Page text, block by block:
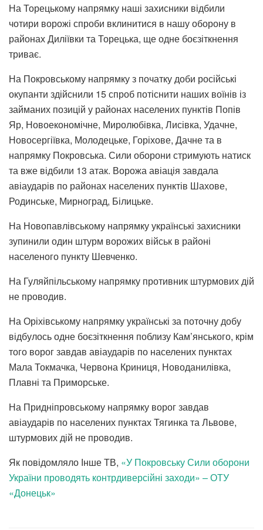
На Торецькому напрямку наші захисники відбили
чотири ворожі спроби вклинитися в нашу оборону в
районах Диліївки та Торецька, ще одне боєзіткнення
триває.
На Покровському напрямку з початку доби російські
окупанти здійснили 15 спроб потіснити наших воїнів із
займаних позицій у районах населених пунктів Попів
Яр, Новоекономічне, Миролюбівка, Лисівка, Удачне,
Новосергіївка, Молодецьке, Горіхове, Дачне та в
напрямку Покровська. Сили оборони стримують натиск
та вже відбили 13 атак. Ворожа авіація завдала
авіаударів по районах населених пунктів Шахове,
Родинське, Мирноград, Білицьке.
На Новопавлівському напрямку українські захисники
зупинили один штурм ворожих військ в районі
населеного пункту Шевченко.
На Гуляйпільському напрямку противник штурмових дій
не проводив.
На Оріхівському напрямку українські за поточну добу
відбулось одне боєзіткнення поблизу Кам’янського, крім
того ворог завдав авіаударів по населених пунктах
Мала Токмачка, Червона Криниця, Новоданилівка,
Плавні та Приморське.
На Придніпровському напрямку ворог завдав
авіаударів по населених пунктах Тягинка та Львове,
штурмових дій не проводив.
Як повідомляло Інше ТВ, «У Покровську Сили оборони
України проводять контрдиверсійні заходи» – ОТУ
«Донецьк»